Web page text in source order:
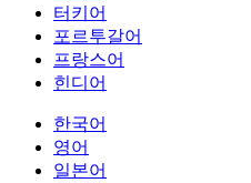
터키어
포르투갈어
프랑스어
힌디어
한국어
영어
일본어